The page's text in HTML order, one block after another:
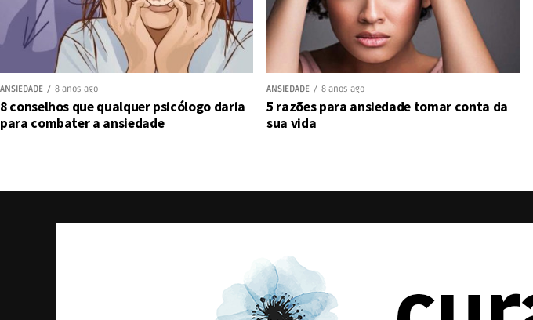
ANSIEDADE 8 anos ago
8 conselhos que qualquer psicólogo daria
para combater a ansiedade
ANSIEDADE 8 anos ago
5 razões para ansiedade tomar conta da
sua vida